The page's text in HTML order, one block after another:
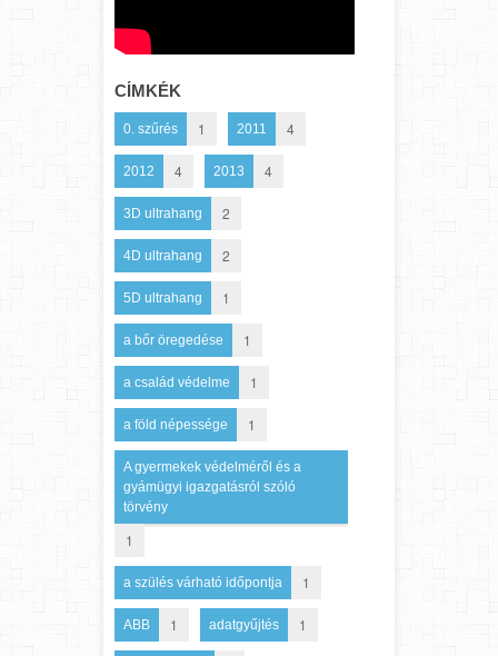
CÍMKÉK
0. szűrés 1 2011 4
2012 4 2013 4
3D ultrahang 2
4D ultrahang 2
5D ultrahang 1
a bőr öregedése 1
a család védelme 1
a föld népessége 1
A gyermekek védelméről és a
gyámügyi igazgatásról szóló
törvény
1
a szülés várható időpontja 1
ABB 1 adatgyűjtés 1